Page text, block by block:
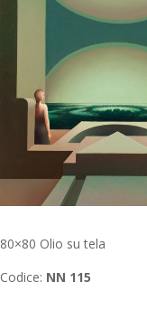
80×80 Olio su tela
Codice: NN 115